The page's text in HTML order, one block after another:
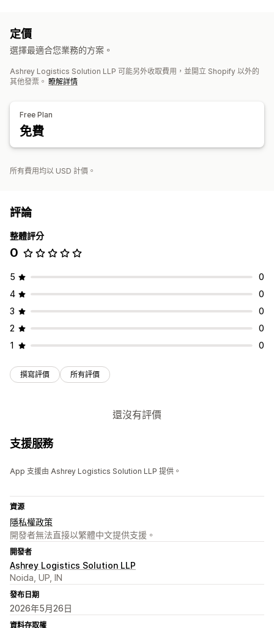
客製化包材
顧客通知 追蹤記錄 退貨
庫存管理
定價
選擇最適合您業務的方案。
Ashrey Logistics Solution LLP 可能另外收取費用，並開立 Shopify 以外的
其他發票。 瞭解詳情
Free Plan
免費
所有費用均以 USD 計價。
評論
整體評分
0
5
0
4
0
3
0
2
0
1
0
撰寫評價 所有評價
還沒有評價
支援服務
App 支援由 Ashrey Logistics Solution LLP 提供。
資源
隱私權政策
開發者無法直接以繁體中文提供支援。
開發者
Ashrey Logistics Solution LLP
Noida, UP, IN
發布日期
2026年5月26日
資料存取權